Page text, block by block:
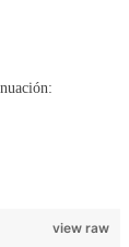
view raw